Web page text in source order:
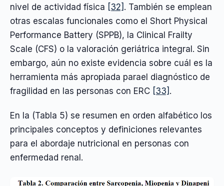
nivel de actividad física [32] . También se emplean
otras escalas funcionales como el Short Physical
Performance Battery (SPPB), la Clinical Frailty
Scale (CFS) o la valoración geriátrica integral. Sin
embargo, aún no existe evidencia sobre cuál es la
herramienta más apropiada parael diagnóstico de
fragilidad en las personas con ERC [33] .
En la (Tabla 5) se resumen en orden alfabético los
principales conceptos y definiciones relevantes
para el abordaje nutricional en personas con
enfermedad renal.